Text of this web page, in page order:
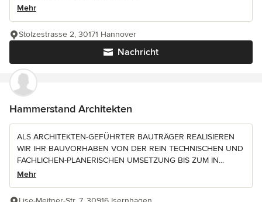
Mehr
Nachricht
Stolzestrasse 2, 30171 Hannover
Hammerstand Architekten
ALS ARCHITEKTEN-GEFÜHRTER BAUTRÄGER REALISIEREN
WIR IHR BAUVORHABEN VON DER REIN TECHNISCHEN UND
FACHLICHEN-PLANERISCHEN UMSETZUNG BIS ZUM IN...
Mehr